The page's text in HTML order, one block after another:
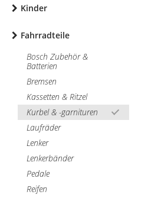
Kinder
Fahrradteile
Bosch Zubehör &
Batterien
Bremsen
Kassetten & Ritzel
Kurbel & -garnituren
Laufräder
Lenker
Lenkerbänder
Pedale
Reifen